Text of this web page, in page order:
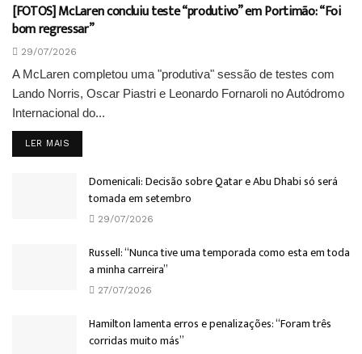
[FOTOS] McLaren concluiu teste “produtivo” em Portimão: “Foi
bom regressar”
29/07/2026
A McLaren completou uma "produtiva" sessão de testes com
Lando Norris, Oscar Piastri e Leonardo Fornaroli no Autódromo
Internacional do...
LER MAIS
Domenicali: Decisão sobre Qatar e Abu Dhabi só será
tomada em setembro
29/07/2026
Russell: “Nunca tive uma temporada como esta em toda
a minha carreira”
27/07/2026
Hamilton lamenta erros e penalizações: “Foram três
corridas muito más”